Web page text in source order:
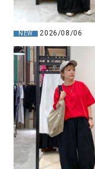
NEW 2026/08/06